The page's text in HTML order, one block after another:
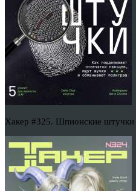
Хакер #325. Шпионские штучки